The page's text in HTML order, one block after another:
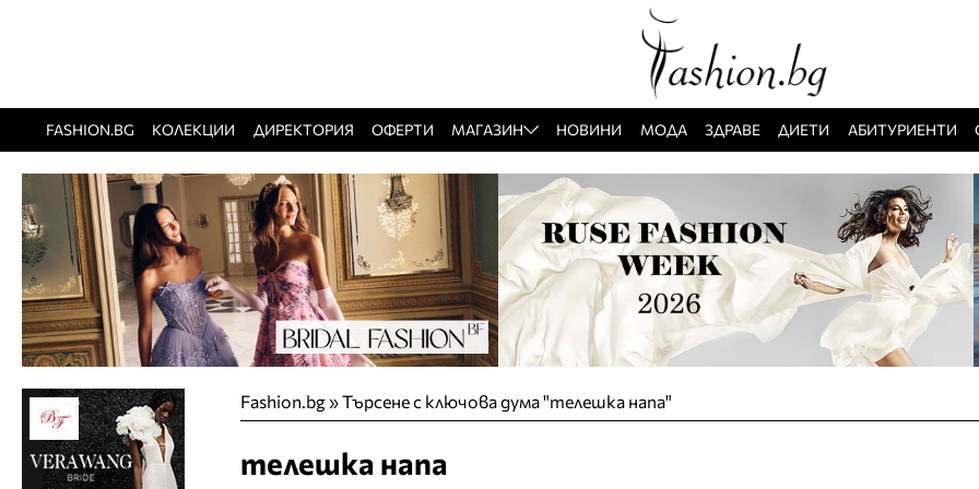
FASHION.BG КОЛЕКЦИИ ДИРЕКТОРИЯ ОФЕРТИ МАГАЗИН НОВИНИ МОДА ЗДРАВЕ ДИЕТИ АБИТУРИЕНТИ
Fashion.bg»Търсене с ключова дума "телешка напа"
телешка напа